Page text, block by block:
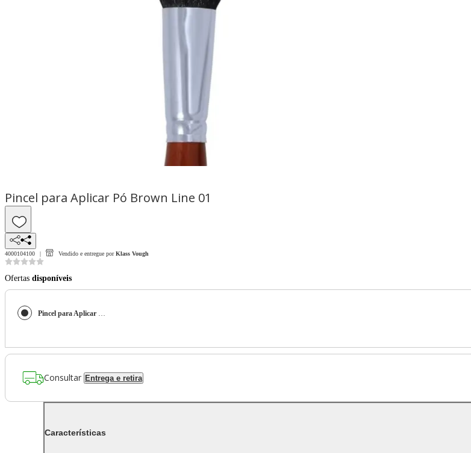
Pincel para Aplicar Pó Brown Line 01
4000104100 Vendido e entregue por Klass Vough
Ofertas disponíveis
Pincel para Aplicar Pó Brown Line 01
Consultar Entrega e retira
Características